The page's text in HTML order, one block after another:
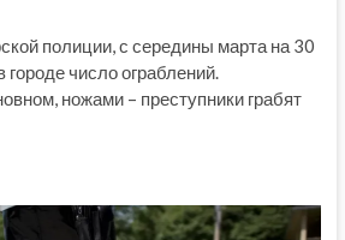
полиции, с середины марта на 30
число ограблений.
ножами – преступники грабят